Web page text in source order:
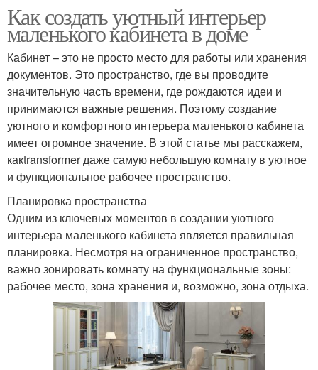
Как создать уютный интерьер
маленького кабинета в доме
Кабинет – это не просто место для работы или хранения
документов. Это пространство, где вы проводите
значительную часть времени, где рождаются идеи и
принимаются важные решения. Поэтому создание
уютного и комфортного интерьера маленького кабинета
имеет огромное значение. В этой статье мы расскажем,
какtransformer даже самую небольшую комнату в уютное
и функциональное рабочее пространство.
Планировка пространства
Одним из ключевых моментов в создании уютного
интерьера маленького кабинета является правильная
планировка. Несмотря на ограниченное пространство,
важно зонировать комнату на функциональные зоны:
рабочее место, зона хранения и, возможно, зона отдыха.